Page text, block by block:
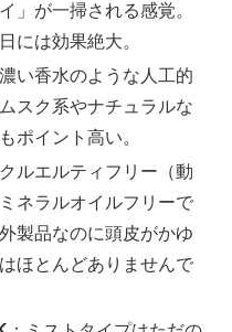
」が一掃される感覚。
には効果絶大。
濃い香水のような人工的
スク系やナチュラルな
ポイント高い。
クルエルティフリー（動
ネラルオイルフリーで
製品なのに頭皮がかゆ
ほとんどありませんで